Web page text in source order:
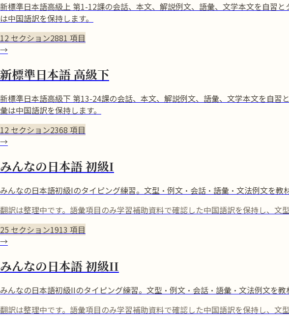
新標準日本語高級上 第1-12課の会話、本文、解説例文、語彙、文学本文を自習
は中国語訳を保持します。
12 セクション2881 項目
→
新標準日本語 高級下
新標準日本語高級下 第13-24課の会話、本文、解説例文、語彙、文学本文を自
彙は中国語訳を保持します。
12 セクション2368 項目
→
みんなの日本語 初級I
みんなの日本語初級Iのタイピング練習。文型・例文・会話・語彙・文法例文を教
翻訳は整理中です。語彙項目のみ学習補助資料で確認した中国語訳を保持し、文
25 セクション1913 項目
→
みんなの日本語 初級II
みんなの日本語初級IIのタイピング練習。文型・例文・会話・語彙・文法例文を教
翻訳は整理中です。語彙項目のみ学習補助資料で確認した中国語訳を保持し、文